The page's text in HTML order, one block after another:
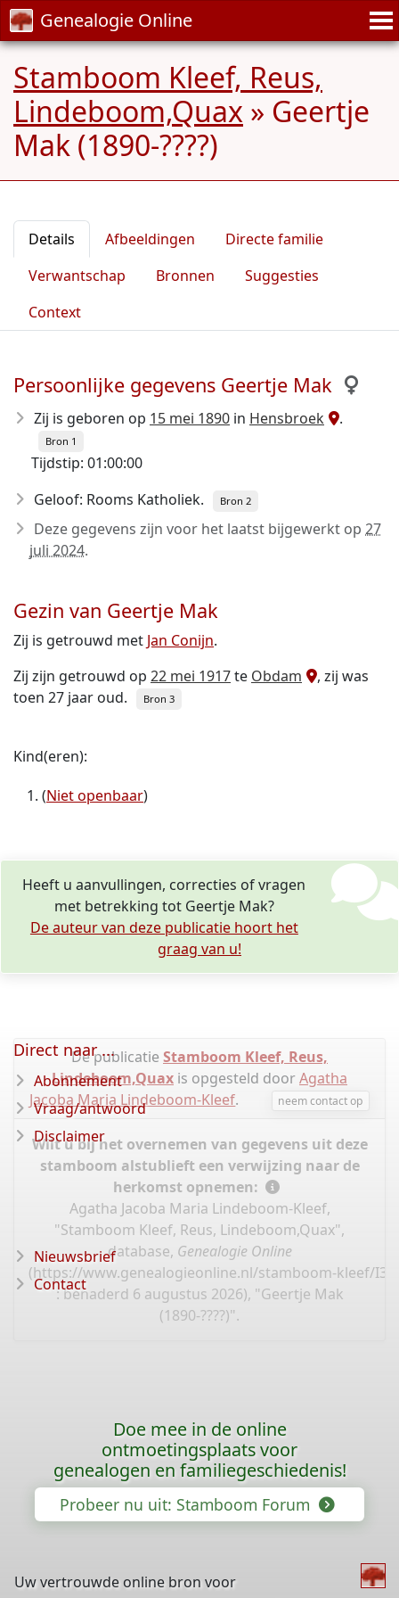
Genealogie Online
Stamboom Kleef, Reus,
Lindeboom,Quax » Geertje
Mak (1890-????)
Details Afbeeldingen
Directe familie
Verwantschap
Bronnen
Suggesties
Context
Persoonlijke gegevens Geertje Mak
Zij is geboren op 15 mei 1890 in Hensbroek .
Bron 1
Tijdstip: 01:00:00
Geloof: Rooms Katholiek.
Bron 2
Deze gegevens zijn voor het laatst bijgewerkt op 27
juli 2024.
Gezin van Geertje Mak
Zij is getrouwd met Jan Conijn.
Zij zijn getrouwd op 22 mei 1917te Obdam
, zij was
toen 27 jaar oud.
Bron 3
Kind(eren):
(Niet openbaar)
Heeft u aanvullingen, correcties of vragen
met betrekking tot Geertje Mak?
De auteur van deze publicatie hoort het
graag van u!
De publicatie Stamboom Kleef, Reus,
Lindeboom,Quax is opgesteld doorAgatha
Jacoba Maria Lindeboom-Kleef. neem contact op
Wilt u bij het overnemen van gegevens uit deze
stamboom alstublieft een verwijzing naar de
herkomst opnemen:
Agatha Jacoba Maria Lindeboom-Kleef,
"Stamboom Kleef, Reus, Lindeboom,Quax",
database, Genealogie Online
(https://www.genealogieonline.nl/stamboom-kleef/
: benaderd 6 augustus 2026), "Geertje Mak
(1890-????)".
Direct naar ...
Abonnement
Vraag/antwoord
Disclaimer
Nieuwsbrief
Contact
Doe mee in de online
ontmoetingsplaats voor
genealogen en familiegeschiedenis!
Probeer nu uit: Stamboom Forum
Uw vertrouwde online bron voor